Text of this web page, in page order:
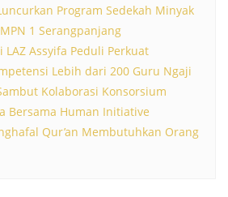
Program Sedekah Minyak
1 Serangpanjang
Assyifa Peduli Perkuat
Lebih dari 200 Guru Ngaji
Kolaborasi Konsorsium
Bersama Human Initiative
Qur’an Membutuhkan Orang